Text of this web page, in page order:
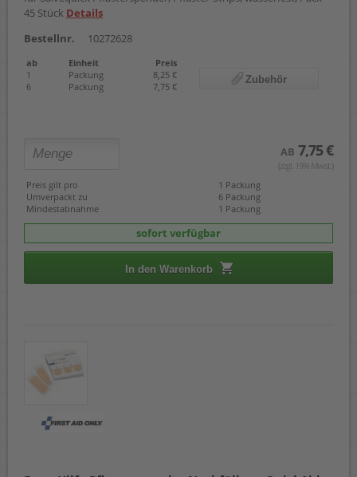
45 Stück Details
Bestellnr.
10272628
ab Einheit
Preis
1
Packung
8,25 €
6
Packung 7,75 €
Zubehör
AB 7,75 €
(zzgl. 19% Mwst.)
Preis gilt pro
1 Packung
Umverpackt zu
6 Packung
Mindestabnahme
1 Packung
sofort verfügbar
In den Warenkorb